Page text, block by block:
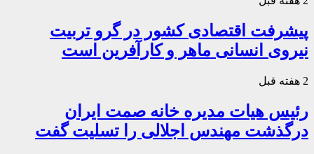
پیشرفت اقتصادی کشور در گرو تربیت
نیروی انسانی ماهر و کارآفرین است
2 هفته قبل
رئیس هیات مدیره خانه صمت ایران
درگذشت مهندس اجلالی را تسلیت گفت